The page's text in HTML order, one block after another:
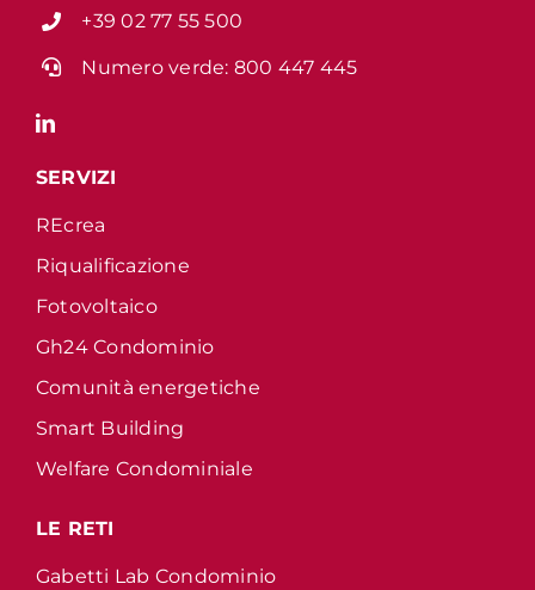
+39 02 77 55 500
Numero verde: 800 447 445
SERVIZI
REcrea
Riqualificazione
Fotovoltaico
Gh24 Condominio
Comunità energetiche
Smart Building
Welfare Condominiale
LE RETI
Gabetti Lab Condominio